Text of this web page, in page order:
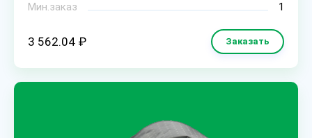
Мин.заказ
1
3 562.04 ₽ Заказать